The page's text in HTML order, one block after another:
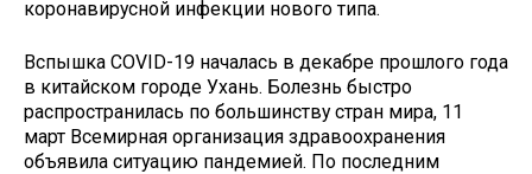
коронавирусной инфекции нового типа.
Вспышка COVID-19 началась в декабре прошлого года
в китайском городе Ухань. Болезнь быстро
распространилась по большинству стран мира, 11
март Всемирная организация здравоохранения
объявила ситуацию пандемией. По последним